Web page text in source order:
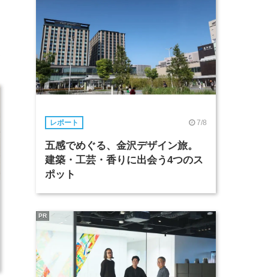
レポート 7/8
五感でめぐる、金沢デザイン旅。
建築・工芸・香りに出会う4つのス
ポット
PR